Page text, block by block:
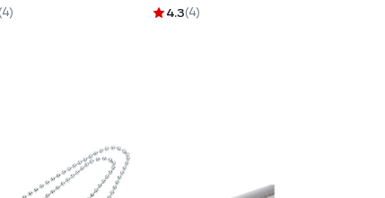
TSB-731-W03
(4)
TSB-733-01
4.3(4)